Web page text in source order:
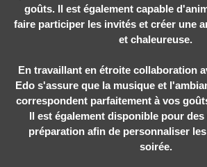
goûts. Il est également capable
faire participer les invités et créer une
et chaleureuse.
En travaillant en étroite collaboration
Edo s'assure que la musique et
correspondent parfaitement à vos
Il est également disponible pour
préparation afin de personnaliser
soirée.